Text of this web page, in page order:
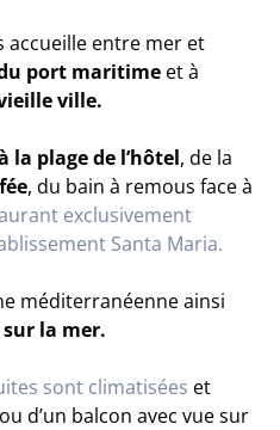
accueille entre mer et
port maritime et à
ville.
la plage de l’hôtel, de la
, du bain à remous face à
exclusivement
Santa Maria.
méditerranéenne ainsi
la mer.
sont climatisées et
d’un balcon avec vue sur